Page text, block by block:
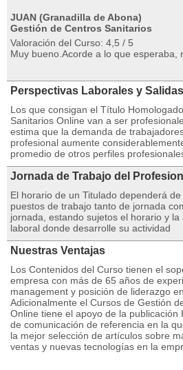
JUAN (Granadilla de Abona)
Gestión de Centros Sanitarios
Valoración del Curso: 4,5 / 5
Muy bueno.Acorde a lo que esperaba,
Perspectivas Laborales y
Los que consigan el Título
Sanitarios Online van a ser
estima que la demanda de
profesional aumente
promedio de otros perfiles
Jornada de Trabajo del
El horario de un Titulado dependerá
puestos de trabajo tanto de jornada
jornada, estando sujetos el horario y
laboral donde desarrolle su actividad
Nuestras Ventajas
Los Contenidos del Curso tienen el
empresa con más de 65 años de
management y posición de liderazgo
Adicionalmente el Cursos de Gestión
Online tiene el apoyo de la publicación
de comunicación de referencia en la
la mejor selección de artículos sobre
ventas y nuevas tecnologías en la